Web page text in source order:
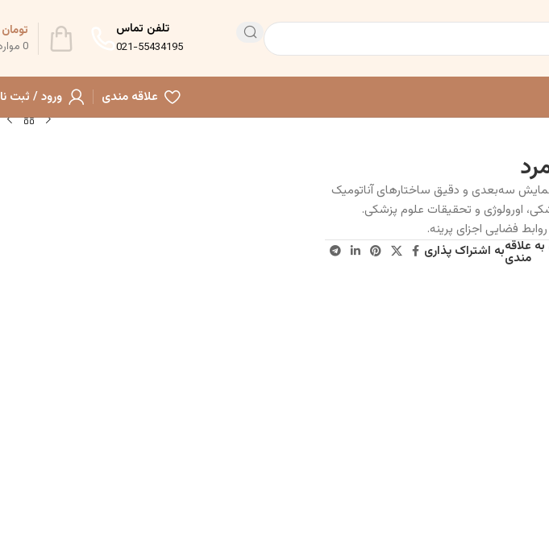
تلفن تماس
021-55434195
0
تومان
علاقه مندی
ورود / ثبت
نمایش سه‌بعدی و دقیق ساختارهای آناتومیک
اورولوژی و تحقیقات علوم پزشکی.
فضایی اجزای پرینه.
علاقه
مندیبه اشتراک پذاری